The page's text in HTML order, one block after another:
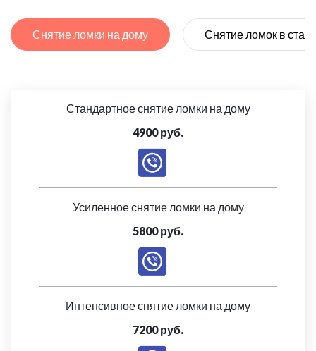
Снятие ломки на дому Снятие ломок в
Стандартное снятие ломки на дому
4900 руб.
Усиленное снятие ломки на дому
5800 руб.
Интенсивное снятие ломки на дому
7200 руб.